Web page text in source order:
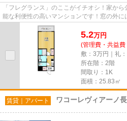
「フレグランス」のここがイチオシ！家か
能な利便性の高いマンションです！窓の外
ンです！山陽本線兵庫周辺の賃...
5.2万円
(管理費・共益
敷：3万円｜礼
所在階：2階
間取り：1K
面積：25.83㎡
賃貸｜アパート ワコーレヴィアーノ長